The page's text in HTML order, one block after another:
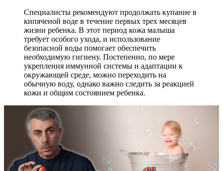
Специалисты рекомендуют продолжать купание в
кипяченой воде в течение первых трех месяцев
жизни ребенка. В этот период кожа малыша
требует особого ухода, и использование
безопасной воды помогает обеспечить
необходимую гигиену. Постепенно, по мере
укрепления иммунной системы и адаптации к
окружающей среде, можно переходить на
обычную воду, однако важно следить за реакцией
кожи и общим состоянием ребенка.